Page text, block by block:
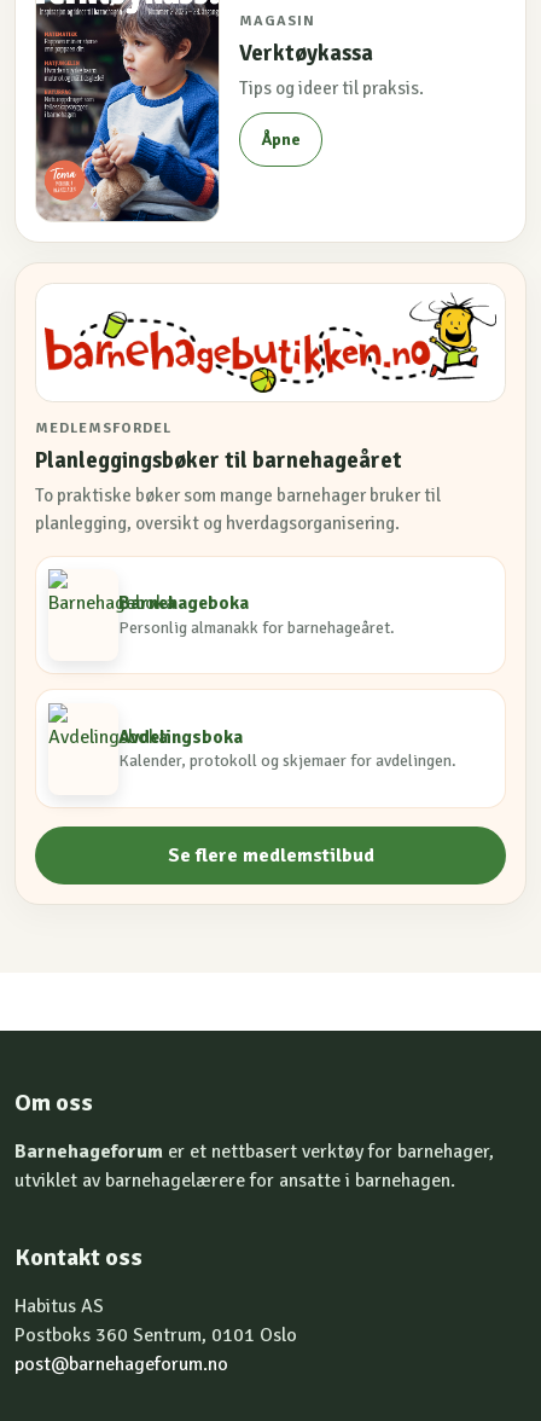
MAGASIN
Verktøykassa
Tips og ideer til praksis.
Åpne
MEDLEMSFORDEL
Planleggingsbøker til barnehageåret
To praktiske bøker som mange barnehager bruker til
planlegging, oversikt og hverdagsorganisering.
Barnehageboka
Personlig almanakk for barnehageåret.
Avdelingsboka
Kalender, protokoll og skjemaer for avdelingen.
Se flere medlemstilbud
Om oss
Barnehageforum er et nettbasert verktøy for barnehager,
utviklet av barnehagelærere for ansatte i barnehagen.
Kontakt oss
Habitus AS
Postboks 360 Sentrum, 0101 Oslo
post@barnehageforum.no